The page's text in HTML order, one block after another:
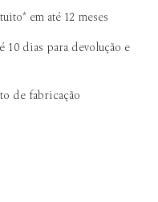
em até 12 meses
10 dias para devolução e
de fabricação